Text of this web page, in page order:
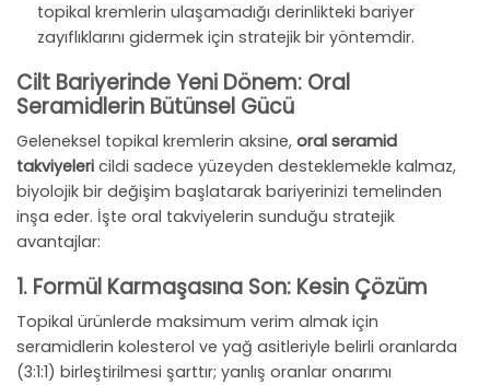
topikal kremlerin ulaşamadığı derinlikteki bariyer
zayıflıklarını gidermek için stratejik bir yöntemdir.
Cilt Bariyerinde Yeni Dönem: Oral
Seramidlerin Bütünsel Gücü
Geleneksel topikal kremlerin aksine, oral seramid
takviyeleri cildi sadece yüzeyden desteklemekle kalmaz,
biyolojik bir değişim başlatarak bariyerinizi temelinden
inşa eder. İşte oral takviyelerin sunduğu stratejik
avantajlar:
1. Formül Karmaşasına Son: Kesin Çözüm
Topikal ürünlerde maksimum verim almak için
seramidlerin kolesterol ve yağ asitleriyle belirli oranlarda
(3:1:1) birleştirilmesi şarttır; yanlış oranlar onarımı